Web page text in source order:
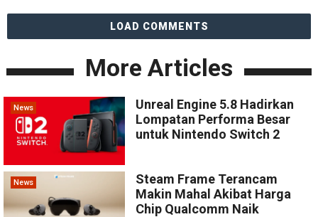
LOAD COMMENTS
More Articles
News
Unreal Engine 5.8 Hadirkan
Lompatan Performa Besar
untuk Nintendo Switch 2
News
Steam Frame Terancam
Makin Mahal Akibat Harga
Chip Qualcomm Naik